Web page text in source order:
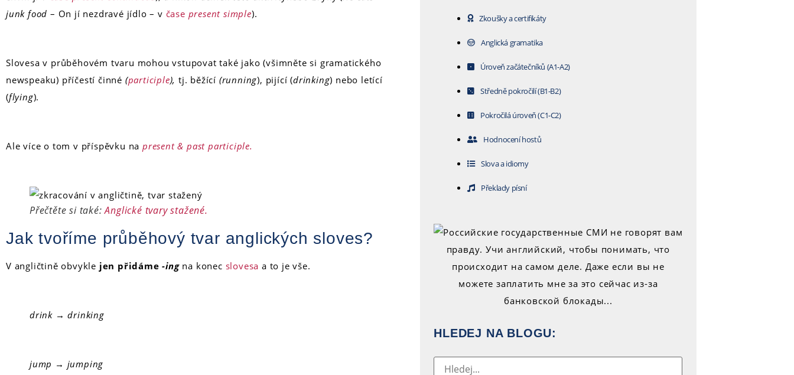
junk food – On jí nezdravé jídlo – v čase present simple).
Slovesa v průběhovém tvaru mohou vstupovat také jako (všimněte si gramatického
newspeaku) příčestí činné (participle), tj. běžící (running), pijící (drinking) nebo letící
(flying).
Ale více o tom v příspěvku na present & past participle.
Přečtěte si také:Anglické tvary stažené.
Jak tvoříme průběhový tvar anglických sloves?
V angličtiněobvykle jen přidáme-ing na konec slovesa a to je vše.
drink → drinking
jump → jumping
Zkoušky a certifikáty
Anglická gramatika
Úroveň začátečníků (A1-A2)
Středně pokročilí (B1-B2)
Pokročilá úroveň (C1-C2)
Hodnocení hostů
Slova a idiomy
Překlady písní
HLEDEJ NA BLOGU: